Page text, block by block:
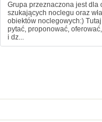
Grupa przeznaczona jest dla
szukających noclegu oraz
obiektów noclegowych:)
pytać, proponować, oferować,
i dz...